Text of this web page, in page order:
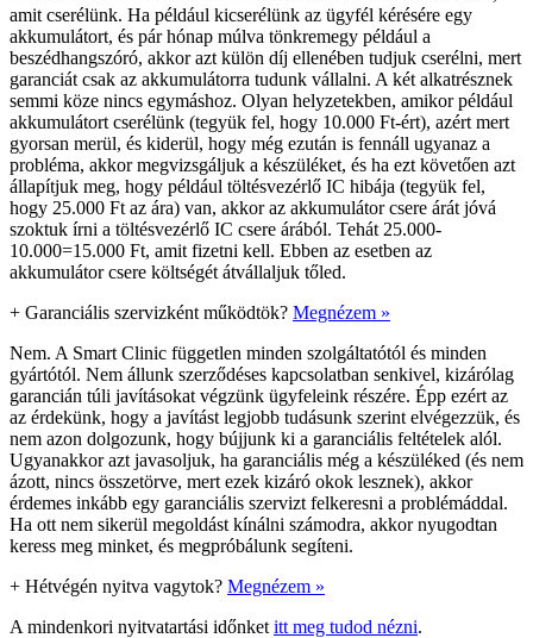
amit cserélünk. Ha például kicserélünk az ügyfél kérésére egy
akkumulátort, és pár hónap múlva tönkremegy például a
beszédhangszóró, akkor azt külön díj ellenében tudjuk cserélni, mert
garanciát csak az akkumulátorra tudunk vállalni. A két alkatrésznek
semmi köze nincs egymáshoz. Olyan helyzetekben, amikor például
akkumulátort cserélünk (tegyük fel, hogy 10.000 Ft-ért), azért mert
gyorsan merül, és kiderül, hogy még ezután is fennáll ugyanaz a
probléma, akkor megvizsgáljuk a készüléket, és ha ezt követően azt
állapítjuk meg, hogy például töltésvezérlő IC hibája (tegyük fel,
hogy 25.000 Ft az ára) van, akkor az akkumulátor csere árát jóvá
szoktuk írni a töltésvezérlő IC csere árából. Tehát 25.000-
10.000=15.000 Ft, amit fizetni kell. Ebben az esetben az
akkumulátor csere költségét átvállaljuk tőled.
+ Garanciális szervizként működtök? Megnézem »
Nem. A Smart Clinic független minden szolgáltatótól és minden
gyártótól. Nem állunk szerződéses kapcsolatban senkivel, kizárólag
garancián túli javításokat végzünk ügyfeleink részére. Épp ezért az
az érdekünk, hogy a javítást legjobb tudásunk szerint elvégezzük, és
nem azon dolgozunk, hogy bújjunk ki a garanciális feltételek alól.
Ugyanakkor azt javasoljuk, ha garanciális még a készüléked (és nem
ázott, nincs összetörve, mert ezek kizáró okok lesznek), akkor
érdemes inkább egy garanciális szervizt felkeresni a problémáddal.
Ha ott nem sikerül megoldást kínálni számodra, akkor nyugodtan
keress meg minket, és megpróbálunk segíteni.
+ Hétvégén nyitva vagytok? Megnézem »
A mindenkori nyitvatartási időnket itt meg tudod nézni.